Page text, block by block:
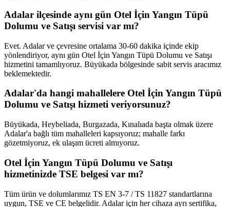
Adalar ilçesinde aynı gün Otel İçin Yangın Tüpü
Dolumu ve Satışı servisi var mı?
Evet. Adalar ve çevresine ortalama 30-60 dakika içinde ekip
yönlendiriyor, aynı gün Otel İçin Yangın Tüpü Dolumu ve Satışı
hizmetini tamamlıyoruz. Büyükada bölgesinde sabit servis aracımız
beklemektedir.
Adalar'da hangi mahallelere Otel İçin Yangın Tüpü
Dolumu ve Satışı hizmeti veriyorsunuz?
Büyükada, Heybeliada, Burgazada, Kınalıada başta olmak üzere
Adalar'a bağlı tüm mahalleleri kapsıyoruz; mahalle farkı
gözetmiyoruz, ek ulaşım ücreti almıyoruz.
Otel İçin Yangın Tüpü Dolumu ve Satışı
hizmetinizde TSE belgesi var mı?
Tüm ürün ve dolumlarımız TS EN 3-7 / TS 11827 standartlarına
uygun, TSE ve CE belgelidir. Adalar için her cihaza ayrı sertifika,